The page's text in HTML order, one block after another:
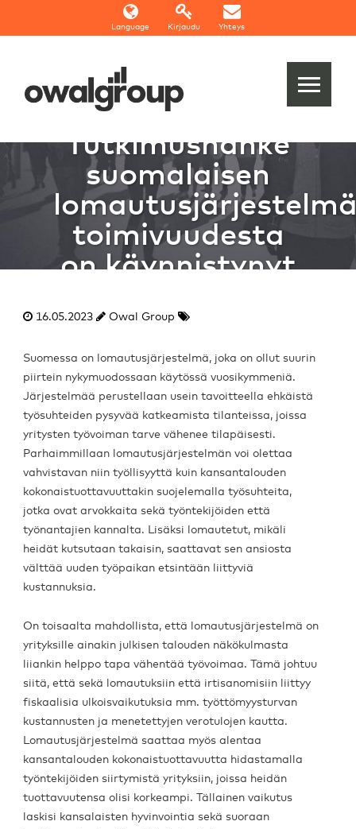
Language Kirjaudu Yhteys
Tutkimushanke
suomalaisen
toimivuudesta
on käynnistynyt
16.05.2023 Owal Group
Suomessa on lomautusjärjestelmä, joka on ollut suurin
piirtein nykymuodossaan käytössä vuosikymmeniä.
Järjestelmää perustellaan usein tavoitteella ehkäistä
työsuhteiden pysyvää katkeamista tilanteissa, joissa
yritysten työvoiman tarve vähenee tilapäisesti.
Parhaimmillaan lomautusjärjestelmän voi olettaa
vahvistavan niin työllisyyttä kuin kansantalouden
kokonaistuottavuuttakin suojelemalla työsuhteita,
jotka ovat arvokkaita sekä työntekijöiden että
työnantajien kannalta. Lisäksi lomautetut, mikäli
heidät kutsutaan takaisin, saattavat sen ansiosta
välttää uuden työpaikan etsintään liittyviä
kustannuksia.
On toisaalta mahdollista, että lomautusjärjestelmä on
yrityksille ainakin julkisen talouden näkökulmasta
liiankin helppo tapa vähentää työvoimaa. Tämä johtuu
siitä, että sekä lomautuksiin että irtisanomisiin liittyy
fiskaalisia ulkoisvaikutuksia mm. työttömyysturvan
kustannusten ja menetettyjen verotulojen kautta.
Lomautusjärjestelmä saattaa myös alentaa
kansantalouden kokonaistuottavuutta hidastamalla
työntekijöiden siirtymistä yrityksiin, joissa heidän
tuottavuutensa olisi korkeampi. Tällainen vaikutus
laskisi kansalaisten hyvinvointia sekä suoraan